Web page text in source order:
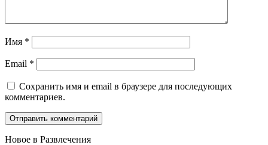
Имя *
Email *
Сохранить имя и email в браузере для последующих
комментариев.
Новое в Развлечения